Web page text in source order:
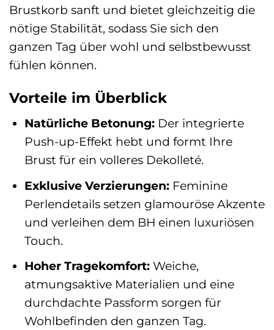
Brustkorb sanft und bietet gleichzeitig die
nötige Stabilität, sodass Sie sich den
ganzen Tag über wohl und selbstbewusst
fühlen können.
Vorteile im Überblick
Natürliche Betonung:Der integrierte
Push-up-Effekt hebt und formt Ihre
Brust für ein volleres Dekolleté.
Exklusive Verzierungen:Feminine
Perlendetails setzen glamouröse Akzente
und verleihen dem BH einen luxuriösen
Touch.
Hoher Tragekomfort:Weiche,
atmungsaktive Materialien und eine
durchdachte Passform sorgen für
Wohlbefinden den ganzen Tag.